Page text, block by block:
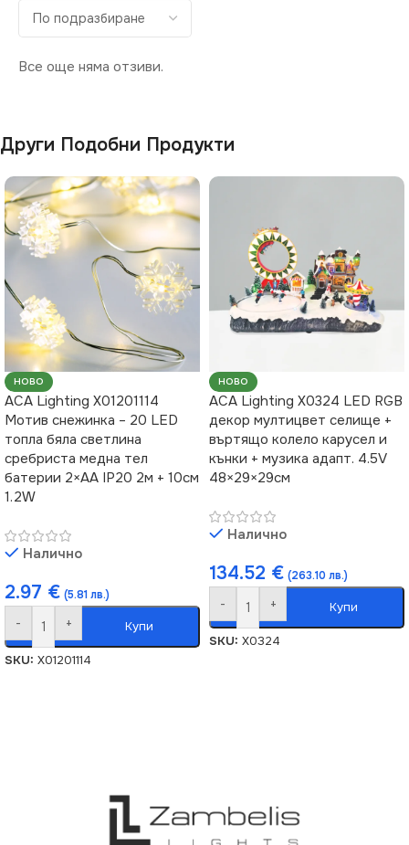
Все още няма отзиви.
Други Подобни Продукти
НОВО
ACA Lighting X01201114
Мотив снежинка – 20 LED
топла бяла светлина
сребриста медна тел
батерии 2×AA IP20 2м + 10см
1.2W
Налично
2.97 € (5.81 лв.)
- + Купи
SKU: X01201114
НОВО
ACA Lighting X0324 LED RGB
декор мултицвет селище +
въртящо колело карусел и
кънки + музика адапт. 4.5V
48×29×29см
Налично
134.52 € (263.10 лв.)
- + Купи
SKU: X0324